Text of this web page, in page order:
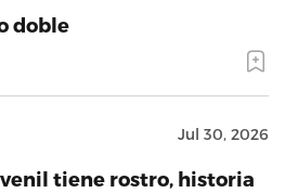
doble
Jul 30, 2026
tiene rostro, historia